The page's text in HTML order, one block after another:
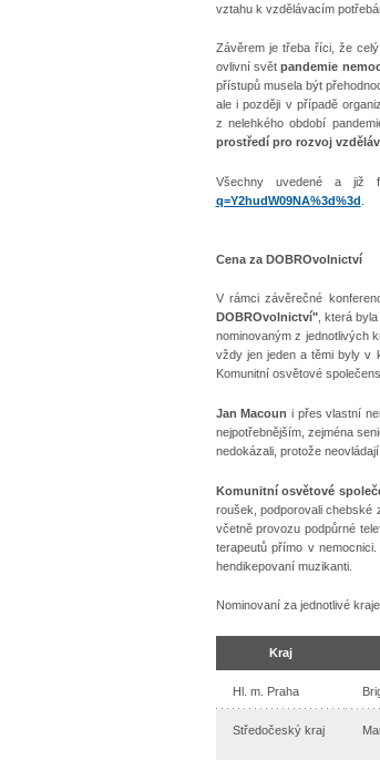
vztahu k vzdělávacím
Závěrem je třeba říci, že
ovlivní světpandemie
přístupů musela být
ale i později v případě
z nelehkého období
prostředí pro rozvoj
Všechny uvedené a již
q=Y2hudW09NA%3d%3d
Cena za DOBROvolnictví
V rámci závěrečné
DOBROvolnictví", která
nominovaným z jednotlivých
vždy jen jeden a těmi byly v
Komunitní osvětové
Jan Macoun i přes vlastní
nejpotřebnějším, zejména
nedokázali, protože
Komunitní osvětové
roušek, podporovali chebské
včetně provozu podpůrné
terapeutů přímo v
hendikepovaní muzikanti.
Nominovaní za jednotlivé
Kraj
Hl. m. Praha
Středočeský kraj